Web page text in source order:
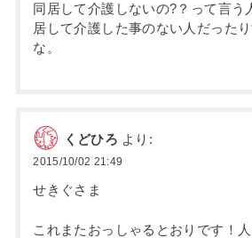
同居して介護しないの?？って言う
居して介護した事のない人だった
な。
くどひろ より:
2015/10/02 21:49
せきぐさま
これまたおっしゃるとおりです！人